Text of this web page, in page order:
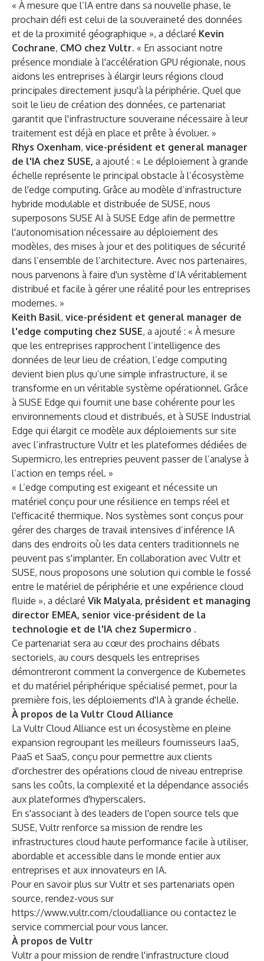
« À mesure que l’IA entre dans sa nouvelle phase, le
prochain défi est celui de la souveraineté des données
et de la proximité géographique », a déclaré Kevin
Cochrane, CMO chez Vultr. « En associant notre
présence mondiale à l'accélération GPU régionale, nous
aidons les entreprises à élargir leurs régions cloud
principales directement jusqu'à la périphérie. Quel que
soit le lieu de création des données, ce partenariat
garantit que l'infrastructure souveraine nécessaire à leur
traitement est déjà en place et prête à évoluer. »
Rhys Oxenham, vice-président et general manager
de l'IA chez SUSE, a ajouté : « Le déploiement à grande
échelle représente le principal obstacle à l’écosystème
de l'edge computing. Grâce au modèle d’infrastructure
hybride modulable et distribuée de SUSE, nous
superposons SUSE AI à SUSE Edge afin de permettre
l'autonomisation nécessaire au déploiement des
modèles, des mises à jour et des politiques de sécurité
dans l’ensemble de l’architecture. Avec nos partenaires,
nous parvenons à faire d'un système d’IA véritablement
distribué et facile à gérer une réalité pour les entreprises
modernes. »
Keith Basil, vice-président et general manager de
l'edge computing chez SUSE, a ajouté : « À mesure
que les entreprises rapprochent l’intelligence des
données de leur lieu de création, l’edge computing
devient bien plus qu’une simple infrastructure, il se
transforme en un véritable système opérationnel. Grâce
à SUSE Edge qui fournit une base cohérente pour les
environnements cloud et distribués, et à SUSE Industrial
Edge qui élargit ce modèle aux déploiements sur site
avec l’infrastructure Vultr et les plateformes dédiées de
Supermicro, les entrepries peuvent passer de l’analyse à
l’action en temps réel. »
« L’edge computing est exigeant et nécessite un
matériel conçu pour une résilience en temps réel et
l'efficacité thermique. Nos systèmes sont conçus pour
gérer des charges de travail intensives d’inférence IA
dans des endroits où les data centers traditionnels ne
peuvent pas s'implanter. En collaboration avec Vultr et
SUSE, nous proposons une solution qui comble le fossé
entre le matériel de périphérie et une expérience cloud
fluide », a déclaré Vik Malyala, président et managing
director EMEA, senior vice-président de la
technologie et de l'IA chez Supermicro .
Ce partenariat sera au cœur des prochains débats
sectoriels, au cours desquels les entreprises
démontreront comment la convergence de Kubernetes
et du matériel périphérique spécialisé permet, pour la
première fois, les déploiements d'IA à grande échelle.
À propos de la Vultr Cloud Alliance
La Vultr Cloud Alliance est un écosystème en pleine
expansion regroupant les meilleurs fournisseurs IaaS,
PaaS et SaaS, conçu pour permettre aux clients
d'orchestrer des opérations cloud de niveau entreprise
sans les coûts, la complexité et la dépendance associés
aux plateformes d'hyperscalers.
En s'associant à des leaders de l'open source tels que
SUSE, Vultr renforce sa mission de rendre les
infrastructures cloud haute performance facile à utiliser,
abordable et accessible dans le monde entier aux
entreprises et aux innovateurs en IA.
Pour en savoir plus sur Vultr et ses partenariats open
source, rendez-vous sur
https://www.vultr.com/cloudalliance ou contactez le
service commercial pour vous lancer.
À propos de Vultr
Vultra pour mission de rendre l'infrastructure cloud